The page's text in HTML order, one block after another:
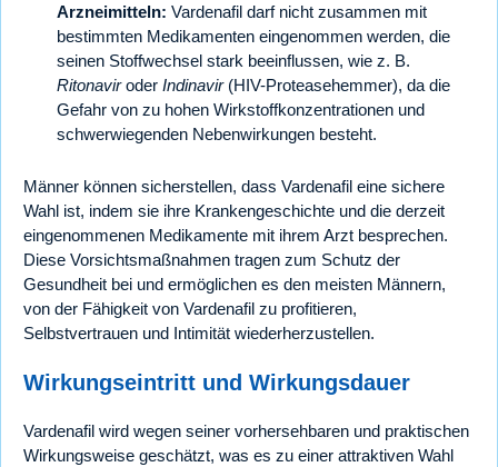
Arzneimitteln: Vardenafil darf nicht zusammen mit
bestimmten Medikamenten eingenommen werden, die
seinen Stoffwechsel stark beeinflussen, wie z. B.
Ritonaviroder Indinavir(HIV-Proteasehemmer), da die
Gefahr von zu hohen Wirkstoffkonzentrationen und
schwerwiegenden Nebenwirkungen besteht.
Männer können sicherstellen, dass Vardenafil eine sichere
Wahl ist, indem sie ihre Krankengeschichte und die derzeit
eingenommenen Medikamente mit ihrem Arzt besprechen.
Diese Vorsichtsmaßnahmen tragen zum Schutz der
Gesundheit bei und ermöglichen es den meisten Männern,
von der Fähigkeit von Vardenafil zu profitieren,
Selbstvertrauen und Intimität wiederherzustellen.
Wirkungseintritt und Wirkungsdauer
Vardenafil wird wegen seiner vorhersehbaren und praktischen
Wirkungsweise geschätzt, was es zu einer attraktiven Wahl